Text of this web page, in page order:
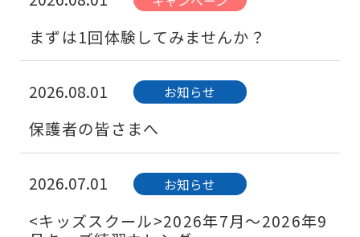
まずは1回体験してみませんか？
2026.08.01 お知らせ
保護者の皆さまへ
2026.07.01 お知らせ
<キッズスクール>2026年7月〜2026年9